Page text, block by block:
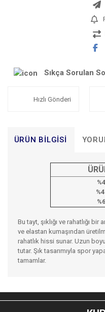
Sıkça Sorulan
Hızlı Gönderi
ÜRÜN BILGISI
Bu tayt, şıklığı ve rahatlığı
ve elastan kumaşından
rahatlık hissi sunar. Uzun
tutar. Şık tasarımıyla spor
tamamlar.
Bu ürünün fiyat bilgisi,
konularda yetersiz